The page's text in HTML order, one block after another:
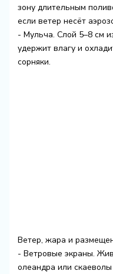
зону длительным
если ветер несёт
- Мульча. Слой 5–8 см
удержит влагу и
сорняки.
Ветер, жара и
- Ветровые экраны.
олеандра или